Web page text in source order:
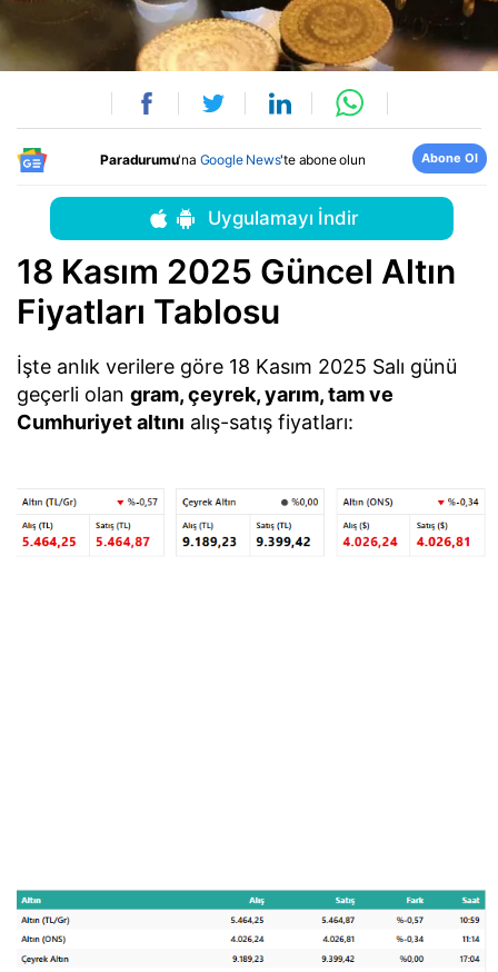
Paradurumu'na Google News'te abone olun Abone Ol
Uygulamayı İndir
18 Kasım 2025 Güncel Altın
Fiyatları Tablosu
İşte anlık verilere göre 18 Kasım 2025 Salı günü
geçerli olan gram, çeyrek, yarım, tam ve
Cumhuriyet altını alış-satış fiyatları: